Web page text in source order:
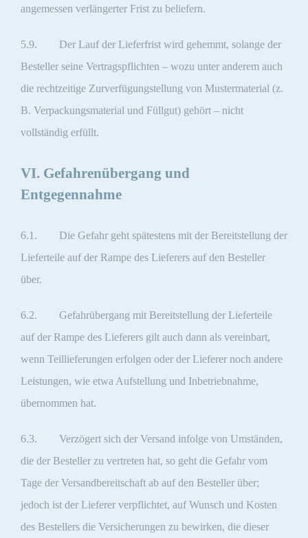
angemessen verlängerter Frist zu beliefern.
5.9. Der Lauf der Lieferfrist wird gehemmt, solange der
Besteller seine Vertragspflichten – wozu unter anderem auch
die rechtzeitige Zurverfügungstellung von Mustermaterial (z.
B. Verpackungsmaterial und Füllgut) gehört – nicht
vollständig erfüllt.
VI. Gefahrenübergang und
Entgegennahme
6.1. Die Gefahr geht spätestens mit der Bereitstellung der
Lieferteile auf der Rampe des Lieferers auf den Besteller
über.
6.2. Gefahrübergang mit Bereitstellung der Lieferteile
auf der Rampe des Lieferers gilt auch dann als vereinbart,
wenn Teillieferungen erfolgen oder der Lieferer noch andere
Leistungen, wie etwa Aufstellung und Inbetriebnahme,
übernommen hat.
6.3. Verzögert sich der Versand infolge von Umständen,
die der Besteller zu vertreten hat, so geht die Gefahr vom
Tage der Versandbereitschaft ab auf den Besteller über;
jedoch ist der Lieferer verpflichtet, auf Wunsch und Kosten
des Bestellers die Versicherungen zu bewirken, die dieser